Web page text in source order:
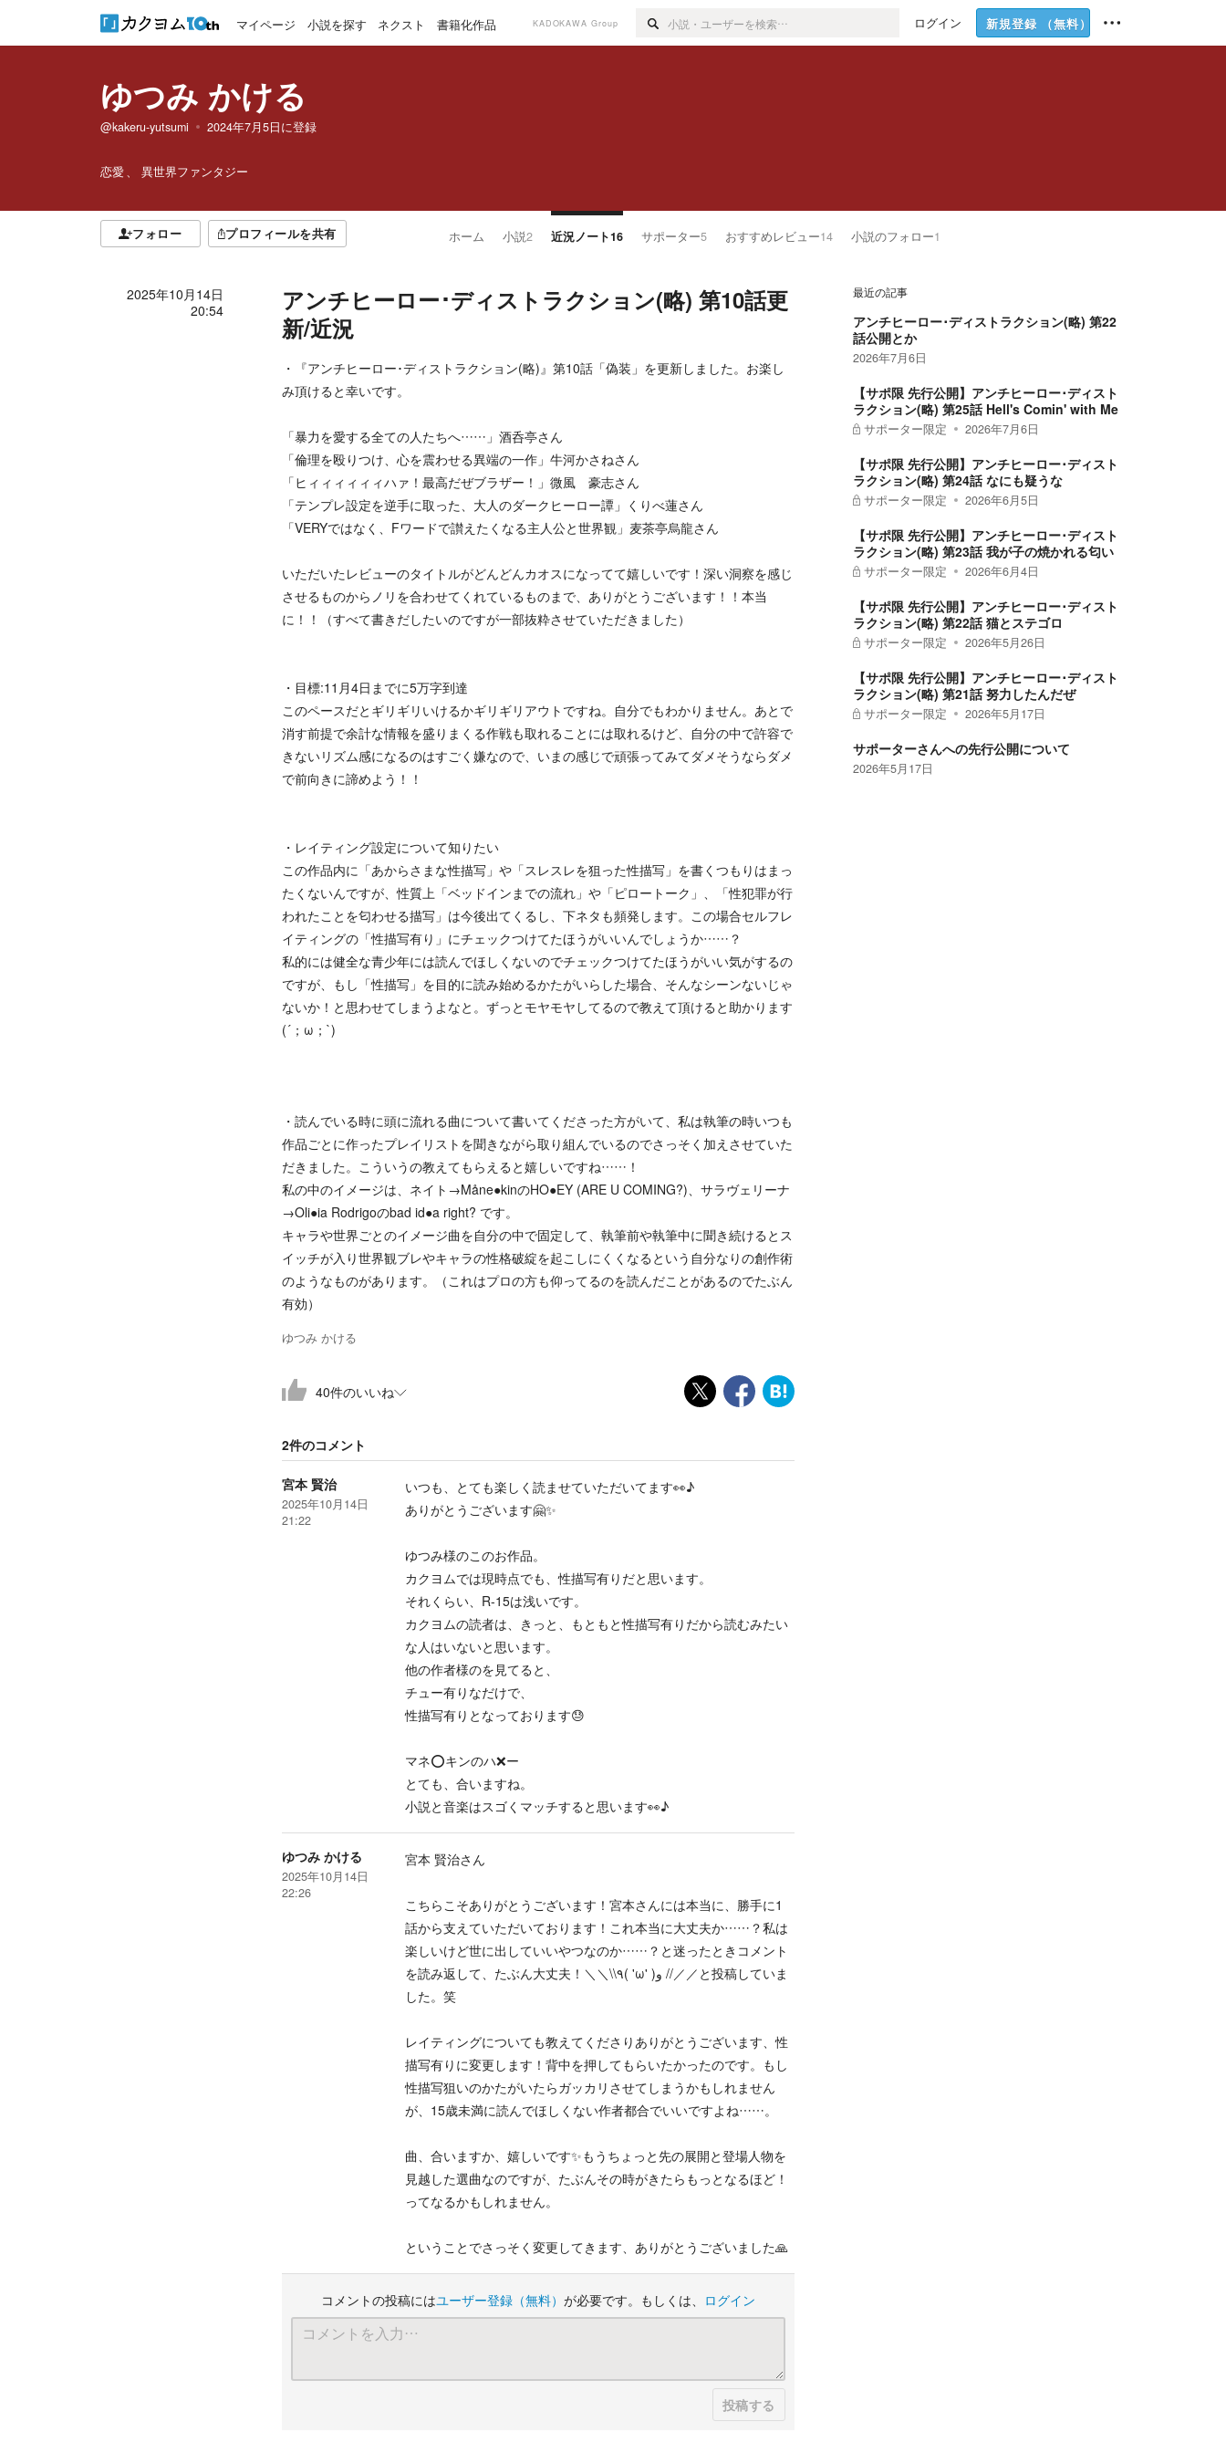
マイページ 小説を探す ネクスト 書籍化作品 KADOKAWA Group ログイン 新規登録 （無料）
ゆつみ かける
@kakeru-yutsumi 2024年7月5日に登録
恋愛 異世界ファンタジー
フォロー プロフィールを共有 ホーム 小説2 近況ノート16 サポーター5 おすすめレビュー14 小説のフォロー1
2025年10月14日
20:54
アンチヒーロー･ディストラクション(略) 第10話更
新/近況
・『アンチヒーロー･ディストラクション(略)』第10話「偽装」を更新しました。お楽し
み頂けると幸いです。
「暴力を愛する全ての人たちへ……」酒呑亭さん
「倫理を殴りつけ、心を震わせる異端の一作」牛河かさねさん
「ヒィィィィィィハァ！最高だぜブラザー！」微風 豪志さん
「テンプレ設定を逆手に取った、大人のダークヒーロー譚」くりべ蓮さん
「VERYではなく、Fワードで讃えたくなる主人公と世界観」麦茶亭烏龍さん
いただいたレビューのタイトルがどんどんカオスになってて嬉しいです！深い洞察を感じ
させるものからノリを合わせてくれているものまで、ありがとうございます！！本当
に！！（すべて書きだしたいのですが一部抜粋させていただきました）
・目標:11月4日までに5万字到達
このペースだとギリギリいけるかギリギリアウトですね。自分でもわかりません。あとで
消す前提で余計な情報を盛りまくる作戦も取れることには取れるけど、自分の中で許容で
きないリズム感になるのはすごく嫌なので、いまの感じで頑張ってみてダメそうならダメ
で前向きに諦めよう！！
・レイティング設定について知りたい
この作品内に「あからさまな性描写」や「スレスレを狙った性描写」を書くつもりはまっ
たくないんですが、性質上「ベッドインまでの流れ」や「ピロートーク」、「性犯罪が行
われたことを匂わせる描写」は今後出てくるし、下ネタも頻発します。この場合セルフレ
イティングの「性描写有り」にチェックつけてたほうがいいんでしょうか……？
私的には健全な青少年には読んでほしくないのでチェックつけてたほうがいい気がするの
ですが、もし「性描写」を目的に読み始めるかたがいらした場合、そんなシーンないじゃ
ないか！と思わせてしまうよなと。ずっとモヤモヤしてるので教えて頂けると助かります
(´；ω；`)
・読んでいる時に頭に流れる曲について書いてくださった方がいて、私は執筆の時いつも
作品ごとに作ったプレイリストを聞きながら取り組んでいるのでさっそく加えさせていた
だきました。こういうの教えてもらえると嬉しいですね……！
私の中のイメージは、ネイト→Måne●kinのHO●EY (ARE U COMING?)、サラヴェリーナ
→Oli●ia Rodrigoのbad id●a right? です。
キャラや世界ごとのイメージ曲を自分の中で固定して、執筆前や執筆中に聞き続けるとス
イッチが入り世界観ブレやキャラの性格破綻を起こしにくくなるという自分なりの創作術
のようなものがあります。（これはプロの方も仰ってるのを読んだことがあるのでたぶん
有効）
ゆつみ かける
40件のいいね
2件のコメント
宮本 賢治
2025年10月14日
21:22
いつも、とても楽しく読ませていただいてます👀♪
ありがとうございます🤗✨
ゆつみ様のこのお作品。
カクヨムでは現時点でも、性描写有りだと思います。
それくらい、R-15は浅いです。
カクヨムの読者は、きっと、もともと性描写有りだから読むみたい
な人はいないと思います。
他の作者様のを見てると、
チュー有りなだけで、
性描写有りとなっております😓
マネ⭕️キンのハ❌️ー
とても、合いますね。
小説と音楽はスゴくマッチすると思います👀♪
ゆつみ かける
2025年10月14日
22:26
宮本 賢治さん
こちらこそありがとうございます！宮本さんには本当に、勝手に1
話から支えていただいております！これ本当に大丈夫か……？私は
楽しいけど世に出していいやつなのか……？と迷ったときコメント
を読み返して、たぶん大丈夫！＼＼\\٩( 'ω' )و //／／と投稿していま
した。笑
レイティングについても教えてくださりありがとうございます、性
描写有りに変更します！背中を押してもらいたかったのです。もし
性描写狙いのかたがいたらガッカリさせてしまうかもしれません
が、15歳未満に読んでほしくない作者都合でいいですよね……。
曲、合いますか、嬉しいです✨もうちょっと先の展開と登場人物を
見越した選曲なのですが、たぶんその時がきたらもっとなるほど！
ってなるかもしれません。
ということでさっそく変更してきます、ありがとうございました🙏
コメントの投稿にはユーザー登録（無料） が必要です。もしくは、 ログイン
投稿する
最近の記事
アンチヒーロー･ディストラクション(略) 第22
話公開とか
2026年7月6日
【サポ限 先行公開】アンチヒーロー･ディスト
ラクション(略) 第25話 Hell's Comin' with Me
サポーター限定 2026年7月6日
【サポ限 先行公開】アンチヒーロー･ディスト
ラクション(略) 第24話 なにも疑うな
サポーター限定 2026年6月5日
【サポ限 先行公開】アンチヒーロー･ディスト
ラクション(略) 第23話 我が子の焼かれる匂い
サポーター限定 2026年6月4日
【サポ限 先行公開】アンチヒーロー･ディスト
ラクション(略) 第22話 猫とステゴロ
サポーター限定 2026年5月26日
【サポ限 先行公開】アンチヒーロー･ディスト
ラクション(略) 第21話 努力したんだぜ
サポーター限定 2026年5月17日
サポーターさんへの先行公開について
2026年5月17日